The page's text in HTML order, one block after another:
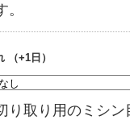
。
（+1日）
り取り用のミシ